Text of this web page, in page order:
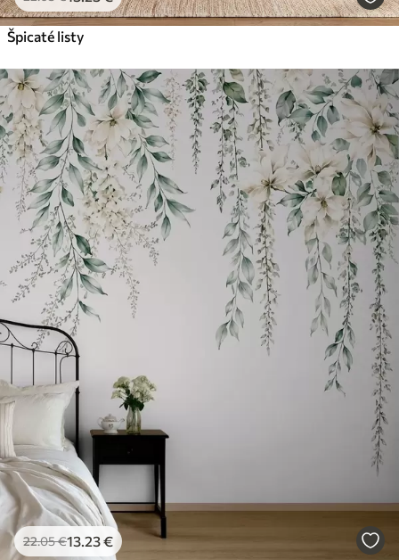
Špicaté listy
22.05€13 .23€